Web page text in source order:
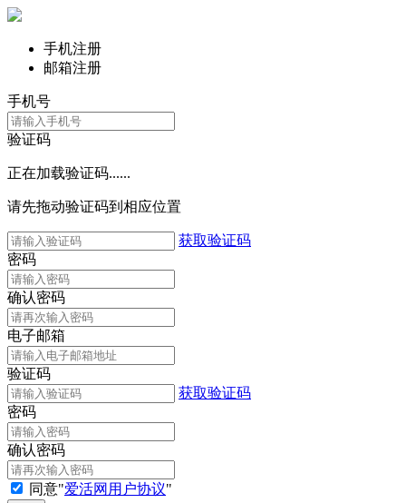
手机注册
邮箱注册
手机号
验证码
正在加载验证码......
请先拖动验证码到相应位置
获取验证码
密码
确认密码
电子邮箱
验证码
获取验证码
密码
确认密码
同意"爱活网用户协议"